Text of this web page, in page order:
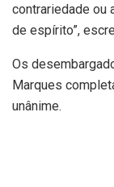
contrariedade ou
de espírito”,
Os
Marques
unânime.